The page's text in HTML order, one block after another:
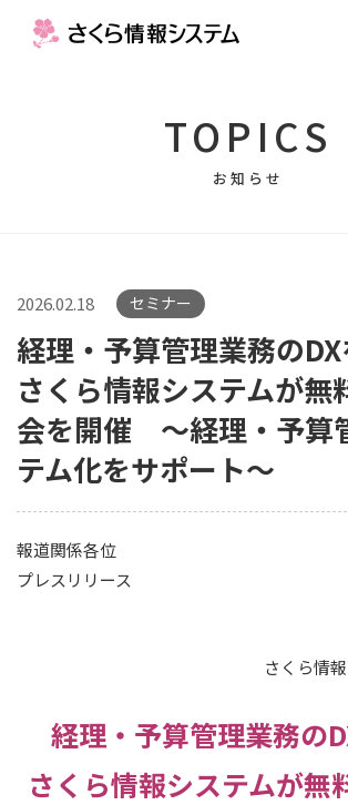
TOPICS
お知らせ
2026.02.18 セミナー
経理・予算管理業務の
さくら情報システムが無
会を開催 ～経理・予算
テム化をサポート～
報道関係各位
プレスリリース
さくら情
経理・予算管理業務の
さくら情報システムが無